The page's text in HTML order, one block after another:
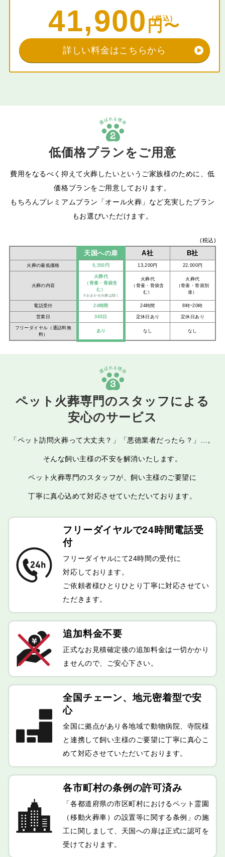
41,900
詳しい料金はこちらから
低価格プランをご用意
2
費用をなるべく抑えて火葬したいというご家族様のために、低
価格プランをご用意しております。
もちろんプレミアムプラン「オール火葬」など充実したプラン
もお選びいただけます。
(税込)
天国への扉 A社 B社
火葬の最低価格 9,350円 13,200円 22,000円
火葬の内容
火葬代
（骨壷・骨袋含
む）
※おまかせ火葬は除く
火葬代
（骨壷・骨袋含
む）
火葬代
（骨壷・骨袋別
途）
電話受付 24時間 24時間
8時~20時
営業日
365日 定休日あり
定休日あり
フリーダイヤル（通話料無
料）
あり なし なし
ペット火葬専門のスタッフによる
安心のサービス
3
「ペット訪問火葬って大丈夫？」「悪徳業者だったら？」…。
そんな飼い主様の不安を解消いたします。
ペット火葬専門のスタッフが、飼い主様のご要望に
丁寧に真心込めて対応させていただいております。
フリーダイヤルで24時間電話受
付
フリーダイヤルにて24時間の受付に
対応しております。
ご依頼者様ひとりひとり丁寧に対応させてい
ただきます。
追加料金不要
正式なお見積確定後の追加料金は一切かかり
ませんので、ご安心下さい。
全国チェーン、地元密着型で安
心
全国に拠点があり各地域で動物病院、寺院様
と連携して飼い主様のご要望に丁寧に真心こ
めて対応させていただいております。
各市町村の条例の許可済み
「各都道府県の市区町村におけるペット霊園
（移動火葬車）の設置等に関する条例」の施
工に関しまして、天国への扉は正式に認可を
受けております。